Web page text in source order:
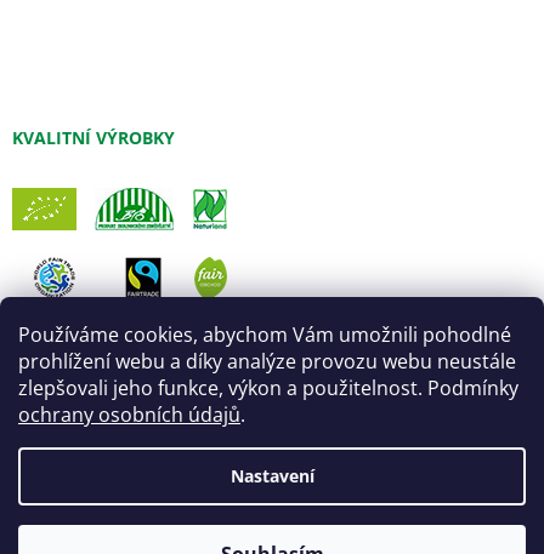
Používáme cookies, abychom Vám umožnili pohodlné
prohlížení webu a díky analýze provozu webu neustále
zlepšovali jeho funkce, výkon a použitelnost. Podmínky
ochrany osobních údajů.
Nastavení
KVALITNÍ VÝROBKY
Vytvořil ShoptetÚprava šablony:Marketingwebu